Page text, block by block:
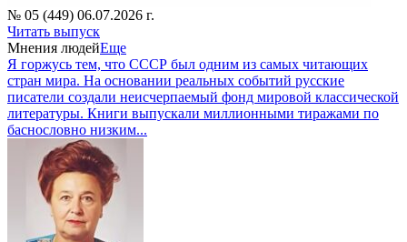
№ 05 (449) 06.07.2026 г.
Читать выпуск
Мнения людейЕще
Я горжусь тем, что СССР был одним из самых читающих
стран мира. На основании реальных событий русские
писатели создали неисчерпаемый фонд мировой классической
литературы. Книги выпускали миллионными тиражами по
баснословно низким...